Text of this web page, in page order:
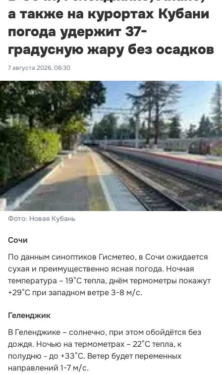
а также на курортах Кубани
погода удержит 37-
градусную жару без осадков
7 августа 2026, 06:30
Фото: Новая Кубань
Сочи
По данным синоптиков Гисметео, в Сочи ожидается
сухая и преимущественно ясная погода. Ночная
температура – 19°C тепла, днём термометры покажут
+29°C при западном ветре 3-8 м/с.
Геленджик
В Геленджике – солнечно, при этом обойдётся без
дождя. Ночью на термометрах – 22°C тепла, к
полудню - до +33°C. Ветер будет переменных
направлений 1-7 м/с.